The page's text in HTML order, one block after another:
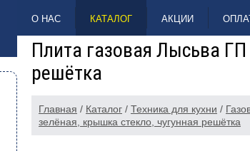
НАВЕРХ
О НАС КАТАЛОГ АКЦИИ
Плита газовая Лысьва
решётка
Главная / Каталог / Техника для кухни /
зелёная, крышка стекло, чугунная решётка